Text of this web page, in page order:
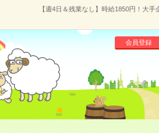
【週4日＆残業なし】時給1850円！大
会員登録